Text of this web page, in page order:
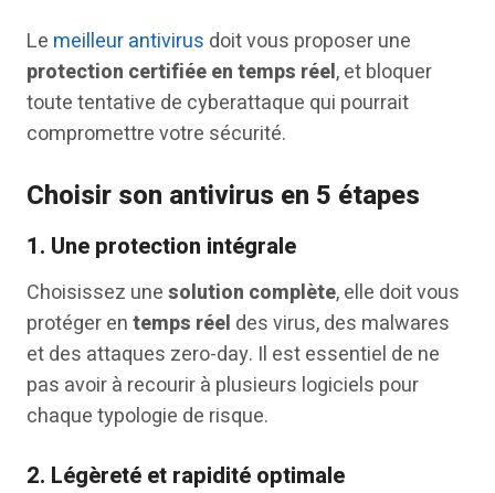
Le meilleur antivirus doit vous proposer une
protection certifiée en temps réel, et bloquer
toute tentative de cyberattaque qui pourrait
compromettre votre sécurité.
Choisir son antivirus en 5 étapes
1. Une protection intégrale
Choisissez unesolution complète, elle doit vous
protéger entemps réel des virus, des malwares
et des attaques zero-day. Il est essentiel de ne
pas avoir à recourir à plusieurs logiciels pour
chaque typologie de risque.
2. Légèreté et rapidité optimale